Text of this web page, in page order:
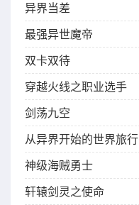
异界当差
最强异世魔帝
双卡双待
穿越火线之职业选手
剑荡九空
从异界开始的世界旅行
神级海贼勇士
轩辕剑灵之使命